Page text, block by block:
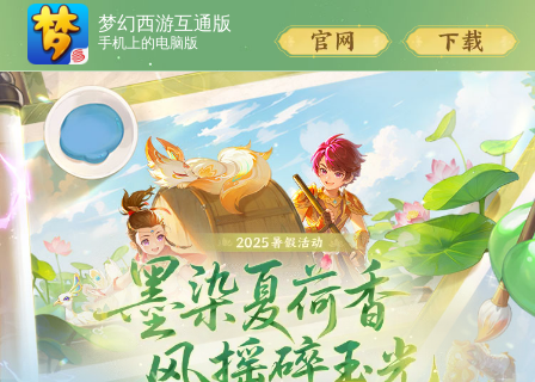
梦幻西游互通版
手机上的电脑版